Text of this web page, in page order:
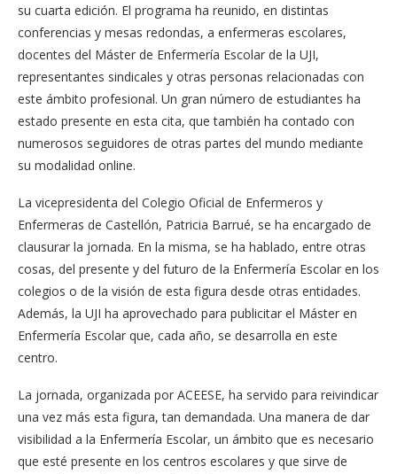
su cuarta edición. El programa ha reunido, en distintas
conferencias y mesas redondas, a enfermeras escolares,
docentes del Máster de Enfermería Escolar de la UJI,
representantes sindicales y otras personas relacionadas con
este ámbito profesional. Un gran número de estudiantes ha
estado presente en esta cita, que también ha contado con
numerosos seguidores de otras partes del mundo mediante
su modalidad online.
La vicepresidenta del Colegio Oficial de Enfermeros y
Enfermeras de Castellón, Patricia Barrué, se ha encargado de
clausurar la jornada. En la misma, se ha hablado, entre otras
cosas, del presente y del futuro de la Enfermería Escolar en los
colegios o de la visión de esta figura desde otras entidades.
Además, la UJI ha aprovechado para publicitar el Máster en
Enfermería Escolar que, cada año, se desarrolla en este
centro.
La jornada, organizada por ACEESE, ha servido para reivindicar
una vez más esta figura, tan demandada. Una manera de dar
visibilidad a la Enfermería Escolar, un ámbito que es necesario
que esté presente en los centros escolares y que sirve de